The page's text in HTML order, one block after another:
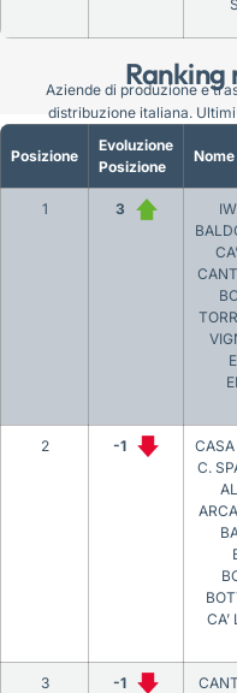
Ranking
Posizione
Evoluzione
Posizione
1 3
2 -1
CASA
C.
CA’
3 -1
Aziende di produzione e
distribuzione italiana.